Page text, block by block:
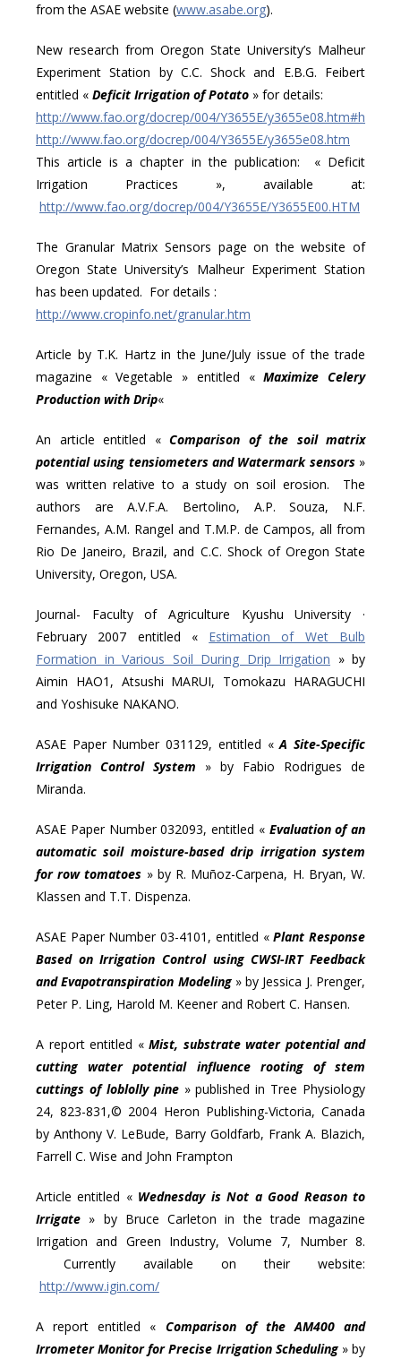
from the ASAE website (www.asabe.org).
New research from Oregon State University’s Malheur
Experiment Station by C.C. Shock and E.B.G. Feibert
entitled « Deficit Irrigation of Potato » for details:
http://www.fao.org/docrep/004/Y3655E/y3655e08.htm#h
http://www.fao.org/docrep/004/Y3655E/y3655e08.htm
This article is a chapter in the publication: « Deficit
Irrigation Practices », available at:
http://www.fao.org/docrep/004/Y3655E/Y3655E00.HTM
The Granular Matrix Sensors page on the website of
Oregon State University’s Malheur Experiment Station
has been updated. For details :
http://www.cropinfo.net/granular.htm
Article by T.K. Hartz in the June/July issue of the trade
magazine « Vegetable » entitled «Maximize Celery
Production with Drip«
An article entitled « Comparison of the soil matrix
potential using tensiometers and Watermark sensors»
was written relative to a study on soil erosion. The
authors are A.V.F.A. Bertolino, A.P. Souza, N.F.
Fernandes, A.M. Rangel and T.M.P. de Campos, all from
Rio De Janeiro, Brazil, and C.C. Shock of Oregon State
University, Oregon, USA.
Journal- Faculty of Agriculture Kyushu University ·
February 2007 entitled « Estimation of Wet Bulb
Formation in Various Soil During Drip Irrigation » by
Aimin HAO1, Atsushi MARUI, Tomokazu HARAGUCHI
and Yoshisuke NAKANO.
ASAE Paper Number 031129, entitled «A Site-Specific
Irrigation Control System » by Fabio Rodrigues de
Miranda.
ASAE Paper Number 032093, entitled « Evaluation of an
automatic soil moisture-based drip irrigation system
for row tomatoes » by R. Muñoz-Carpena, H. Bryan, W.
Klassen and T.T. Dispenza.
ASAE Paper Number 03-4101, entitled «Plant Response
Based on Irrigation Control using CWSI-IRT Feedback
and Evapotranspiration Modeling» by Jessica J. Prenger,
Peter P. Ling, Harold M. Keener and Robert C. Hansen.
A report entitled « Mist, substrate water potential and
cutting water potential influence rooting of stem
cuttings of loblolly pine» published in Tree Physiology
24, 823-831,© 2004 Heron Publishing-Victoria, Canada
by Anthony V. LeBude, Barry Goldfarb, Frank A. Blazich,
Farrell C. Wise and John Frampton
Article entitled « Wednesday is Not a Good Reason to
Irrigate » by Bruce Carleton in the trade magazine
Irrigation and Green Industry, Volume 7, Number 8.
Currently available on their website:
http://www.igin.com/
A report entitled « Comparison of the AM400 and
Irrometer Monitor for Precise Irrigation Scheduling» by